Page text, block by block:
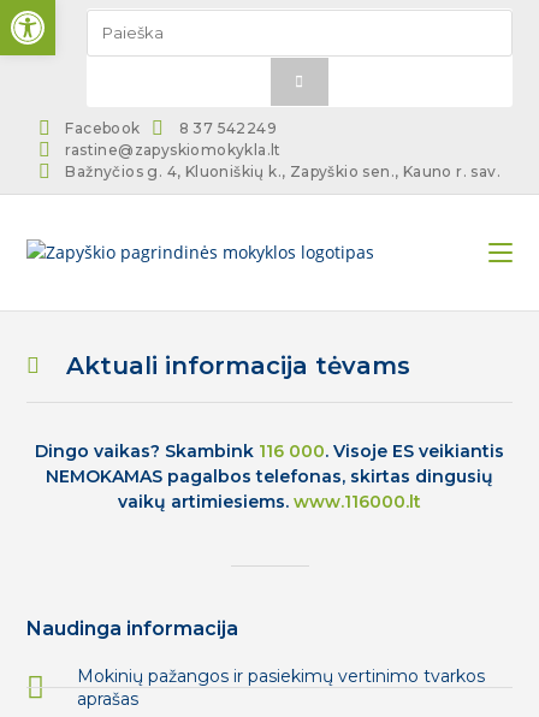
Open toolbar
Facebook
8 37 542249
rastine@zapyskiomokykla.lt
Bažnyčios g. 4, Kluoniškių k., Zapyškio sen., Kauno r. sav.
Aktuali informacija tėvams
Dingo vaikas? Skambink 116 000. Visoje ES veikiantis
NEMOKAMAS pagalbos telefonas, skirtas dingusių
vaikų artimiesiems. www.116000.lt
Naudinga informacija
Mokinių pažangos ir pasiekimų vertinimo tvarkos
aprašas